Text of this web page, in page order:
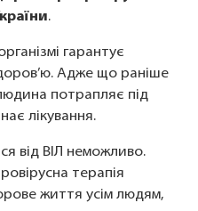
.
гарантує
Адже що раніше
потрапляє під
лікування.
від ВІЛ неможливо.
терапія
життя усім людям,